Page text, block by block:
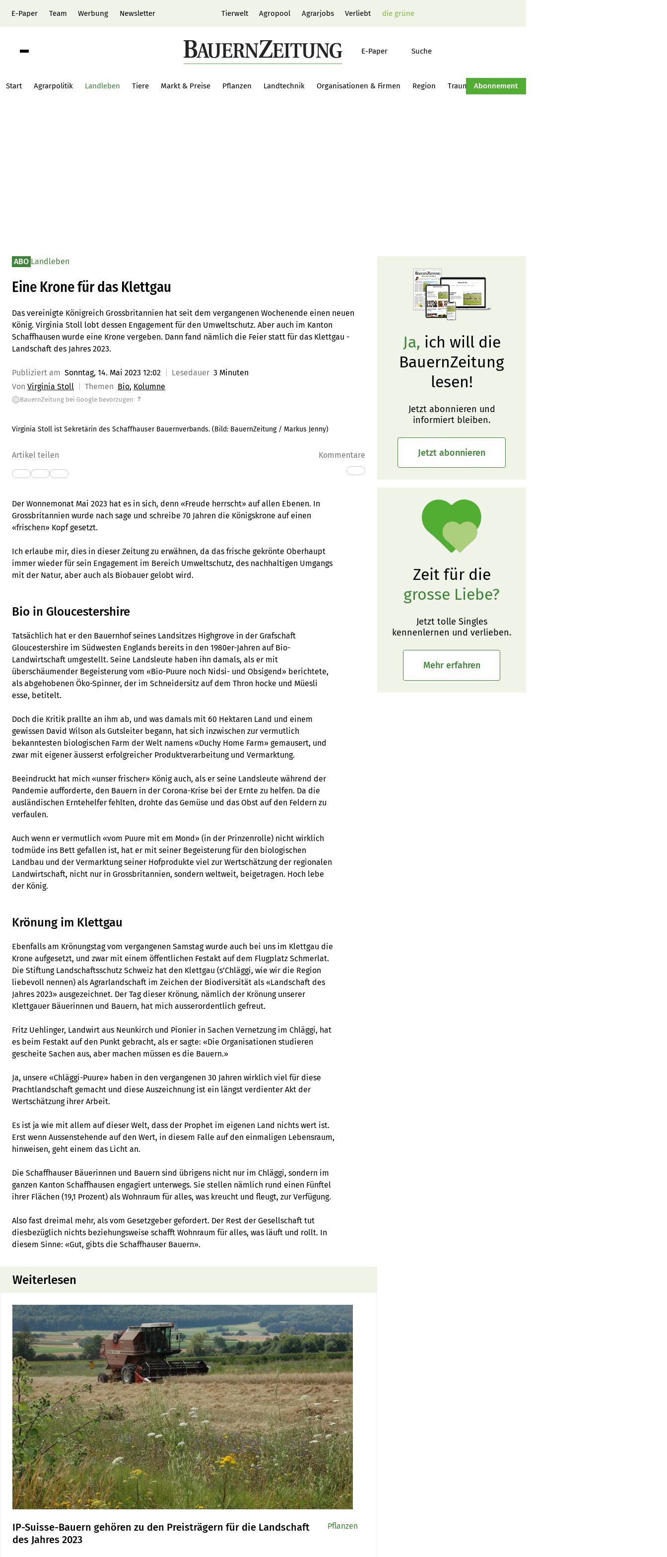
E-Paper Team Werbung Newsletter Tierwelt Agropool Agrarjobs Verliebt die grüne
E-Paper Suche
Start Agrarpolitik Landleben Tiere Markt & Preise Pflanzen Landtechnik Organisationen & Firmen Region Traumtraktor Hof-Management
Abonnement
ABO Landleben
Eine Krone für das Klettgau
Das vereinigte Königreich Grossbritannien hat seit dem vergangenen Wochenende einen neuen
König. Virginia Stoll lobt dessen Engagement für den Umweltschutz. Aber auch im Kanton
Schaffhausen wurde eine Krone vergeben. Dann fand nämlich die Feier statt für das Klettgau -
Landschaft des Jahres 2023.
Publiziert am Sonntag, 14. Mai 2023 12:02 Lesedauer 3 Minuten
Von Virginia Stoll Themen Bio Kolumne
G BauernZeitung bei Google bevorzugen ?
Virginia Stoll ist Sekretärin des Schaffhauser Bauernverbands. (Bild: BauernZeitung / Markus Jenny)
Artikel teilen Kommentare
Der Wonnemonat Mai 2023 hat es in sich, denn «Freude herrscht» auf allen Ebenen. In
Grossbritannien wurde nach sage und schreibe 70 Jahren die Königskrone auf einen
«frischen» Kopf gesetzt.
Ich erlaube mir, dies in dieser Zeitung zu erwähnen, da das frische gekrönte Oberhaupt
immer wieder für sein Engagement im Bereich Umweltschutz, des nachhaltigen Umgangs
mit der Natur, aber auch als Biobauer gelobt wird.
Bio in Gloucestershire
Tatsächlich hat er den Bauernhof seines Landsitzes Highgrove in der Grafschaft
Gloucestershire im Südwesten Englands bereits in den 1980er-Jahren auf Bio-
Landwirtschaft umgestellt. Seine Landsleute haben ihn damals, als er mit
überschäumender Begeisterung vom «Bio-Puure noch Nidsi- und Obsigend» berichtete,
als abgehobenen Öko-Spinner, der im Schneidersitz auf dem Thron hocke und Müesli
esse, betitelt.
Doch die Kritik prallte an ihm ab, und was damals mit 60 Hektaren Land und einem
gewissen David Wilson als Gutsleiter begann, hat sich inzwischen zur vermutlich
bekanntesten biologischen Farm der Welt namens «Duchy Home Farm» gemausert, und
zwar mit eigener äusserst erfolgreicher Produktverarbeitung und Vermarktung.
Beeindruckt hat mich «unser frischer» König auch, als er seine Landsleute während der
Pandemie aufforderte, den Bauern in der Corona-Krise bei der Ernte zu helfen. Da die
ausländischen Erntehelfer fehlten, drohte das Gemüse und das Obst auf den Feldern zu
verfaulen.
Auch wenn er vermutlich «vom Puure mit em Mond» (in der Prinzenrolle) nicht wirklich
todmüde ins Bett gefallen ist, hat er mit seiner Begeisterung für den biologischen
Landbau und der Vermarktung seiner Hofprodukte viel zur Wertschätzung der regionalen
Landwirtschaft, nicht nur in Grossbritannien, sondern weltweit, beigetragen. Hoch lebe
der König.
Krönung im Klettgau
Ebenfalls am Krönungstag vom vergangenen Samstag wurde auch bei uns im Klettgau die
Krone aufgesetzt, und zwar mit einem öffentlichen Festakt auf dem Flugplatz Schmerlat.
Die Stiftung Landschaftsschutz Schweiz hat den Klettgau (s’Chläggi, wie wir die Region
liebevoll nennen) als Agrarlandschaft im Zeichen der Biodiversität als «Landschaft des
Jahres 2023» ausgezeichnet. Der Tag dieser Krönung, nämlich der Krönung unserer
Klettgauer Bäuerinnen und Bauern, hat mich ausserordentlich gefreut.
Fritz Uehlinger, Landwirt aus Neunkirch und Pionier in Sachen Vernetzung im Chläggi, hat
es beim Festakt auf den Punkt gebracht, als er sagte: «Die Organisationen studieren
gescheite Sachen aus, aber machen müssen es die Bauern.»
Ja, unsere «Chläggi-Puure» haben in den vergangenen 30 Jahren wirklich viel für diese
Prachtlandschaft gemacht und diese Auszeichnung ist ein längst verdienter Akt der
Wertschätzung ihrer Arbeit.
Es ist ja wie mit allem auf dieser Welt, dass der Prophet im eigenen Land nichts wert ist.
Erst wenn Aussenstehende auf den Wert, in diesem Falle auf den einmaligen Lebensraum,
hinweisen, geht einem das Licht an.
Die Schaffhauser Bäuerinnen und Bauern sind übrigens nicht nur im Chläggi, sondern im
ganzen Kanton Schaffhausen engagiert unterwegs. Sie stellen nämlich rund einen Fünftel
ihrer Flächen (19,1 Prozent) als Wohnraum für alles, was kreucht und fleugt, zur Verfügung.
Also fast dreimal mehr, als vom Gesetzgeber gefordert. Der Rest der Gesellschaft tut
diesbezüglich nichts beziehungsweise schafft Wohnraum für alles, was läuft und rollt. In
diesem Sinne: «Gut, gibts die Schaffhauser Bauern».
Weiterlesen
IP-Suisse-Bauern gehören zu den Preisträgern für die Landschaft
des Jahres 2023
Pflanzen
Ja, ich will die
BauernZeitung
lesen!
Jetzt abonnieren und
informiert bleiben.
Jetzt abonnieren
Zeit für die
grosse Liebe?
Jetzt tolle Singles
kennenlernen und verlieben.
Mehr erfahren